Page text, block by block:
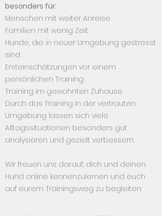
besonders für:
Menschen mit weiter Anreise
Familien mit wenig Zeit
Hunde, die in neuer Umgebung gestresst
sind
Ersteinschätzungen vor einem
persönlichen Training
Training im gewohnten Zuhause
Durch das Training in der vertrauten
Umgebung lassen sich viele
Alltagssituationen besonders gut
analysieren und gezielt verbessern.
Wir freuen uns darauf, dich und deinen
Hund online kennenzulernen und euch
auf eurem Trainingsweg zu begleiten.